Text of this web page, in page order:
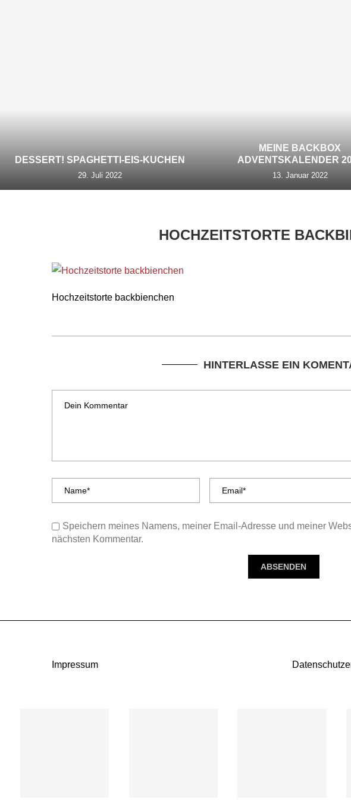
DESSERT! SPAGHETTI-EIS-KUCHEN
29. Juli 2022
MEINE BACKBOX
ADVENTSKALENDER
13. Januar 2022
HOCHZEITSTORTE
Hochzeitstorte backbienchen
HINTERLASSE EIN
Speichern meines Namens, meiner Email-Adresse und meiner
nächsten Kommentar.
Impressum